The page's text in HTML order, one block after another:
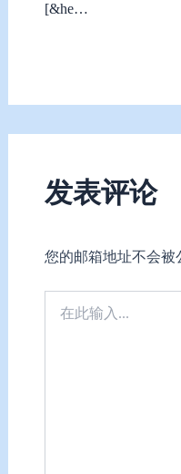
[&he…
发表评论
您的邮箱地址不会被